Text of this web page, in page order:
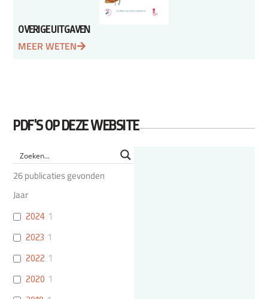
OVERIGE UITGAVEN
MEER WETEN
PDF'S OP DEZE WEBSITE
26publicaties gevonden
Jaar
2024 1
2023 1
2022 1
2020 1